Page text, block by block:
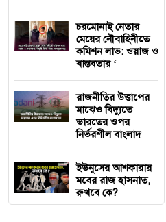
চরমোনাই নেতার
মেয়ের নৌবাহিনীতে
কমিশন লাভ: ওয়াজ ও
বাস্তবতার ‘
রাজনীতির উত্তাপের
মাঝেও বিদ্যুতে
ভারতের ওপর
নির্ভরশীল বাংলাদ
ইউনূসের আশকারায়
মবের রাজ হাসনাত,
রুখবে কে?